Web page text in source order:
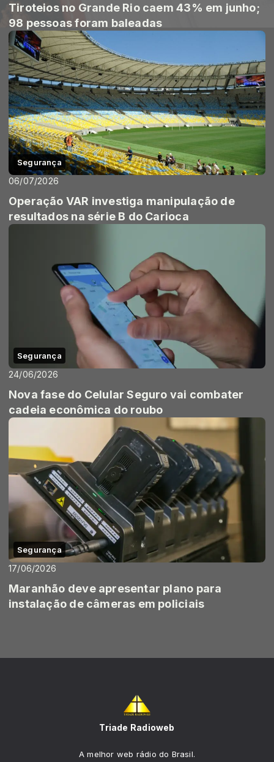
Tiroteios no Grande Rio caem 43% em junho;
98 pessoas foram baleadas
Segurança
06/07/2026
Operação VAR investiga manipulação de
resultados na série B do Carioca
Segurança
24/06/2026
Nova fase do Celular Seguro vai combater
cadeia econômica do roubo
Segurança
17/06/2026
Maranhão deve apresentar plano para
instalação de câmeras em policiais
Triade Radioweb
A melhor web rádio do Brasil.